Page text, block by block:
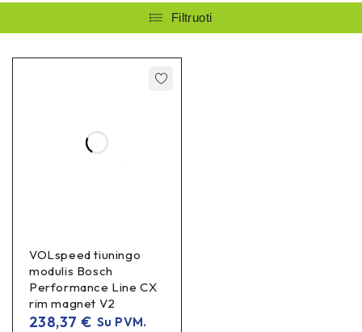
Filtruoti
VOLspeed tiuningo
modulis Bosch
Performance Line CX
rim magnet V2
238,37 € Su PVM.